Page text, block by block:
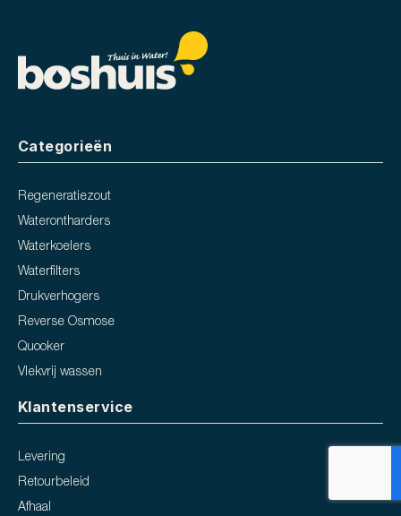
Categorieën
Regeneratiezout
Waterontharders
Waterkoelers
Waterfilters
Drukverhogers
Reverse Osmose
Quooker
Vlekvrij wassen
Klantenservice
Levering
Retourbeleid
Afhaal